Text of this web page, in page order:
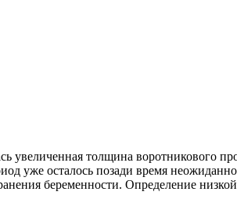
толщина воротникового
уже осталось позади время
беременности. Определение